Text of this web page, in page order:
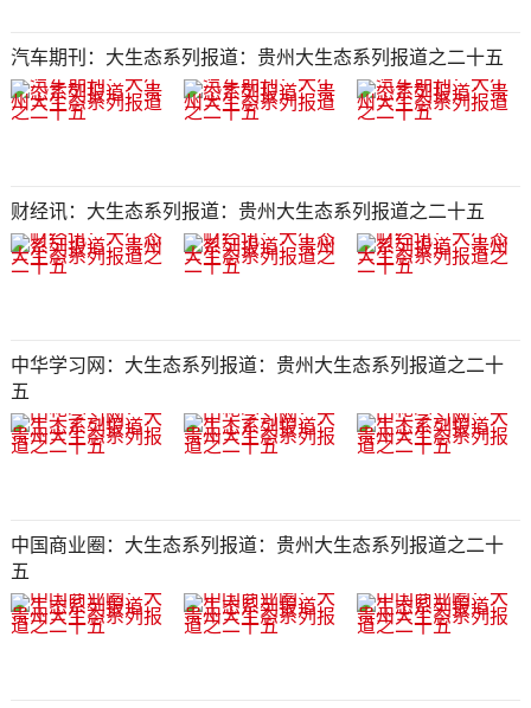
汽车期刊：大生态系列报道：贵州大生态系列报道之二十五​​​​​​​​​​​​​​
财经讯：大生态系列报道：贵州大生态系列报道之二十五​​​​​​​​​​​​​​
中华学习网：大生态系列报道：贵州大生态系列报道之二十
五​​​​​​​​​​​​​​
中国商业圈：大生态系列报道：贵州大生态系列报道之二十
五​​​​​​​​​​​​​​